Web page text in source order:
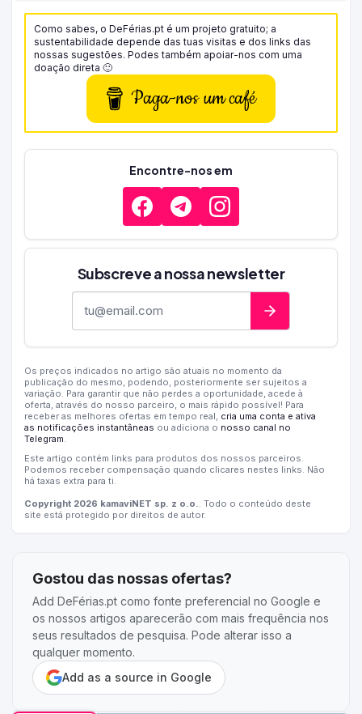
Como sabes, o DeFérias.pt é um projeto gratuito; a
sustentabilidade depende das tuas visitas e dos links das
nossas sugestões. Podes também apoiar-nos com uma
doação direta 🙂
Paga-nos um café
Encontre-nos em
Subscreve a nossa newsletter
Os preços indicados no artigo são atuais no momento da
publicação do mesmo, podendo, posteriormente ser sujeitos a
variação. Para garantir que não perdes a oportunidade, acede à
oferta, através do nosso parceiro, o mais rápido possível! Para
receber as melhores ofertas em tempo real, cria uma conta e ativa
as notificações instantâneas ou adiciona o nosso canal no
Telegram
Este artigo contém links para produtos dos nossos parceiros.
Podemos receber compensação quando clicares nestes links. Não
há taxas extra para ti.
Copyright 2026 kamaviNET sp. z o.o.
. Todo o conteúdo deste
site está protegido por direitos de autor.
Gostou das nossas ofertas?
Add DeFérias.pt como fonte preferencial no Google e
os nossos artigos aparecerão com mais frequência nos
seus resultados de pesquisa. Pode alterar isso a
qualquer momento.
Add as a source in Google